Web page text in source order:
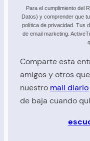
Para el cumplimiento del
Datos) y comprender que
política de privacidad. Tus
de email marketing.
Comparte esta
amigos y otros
nuestro mail diario
de baja cuando